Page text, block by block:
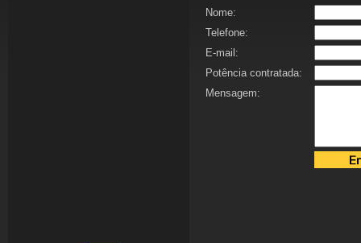
Nome:
Telefone:
E-mail:
Potência contratada:
Mensagem: